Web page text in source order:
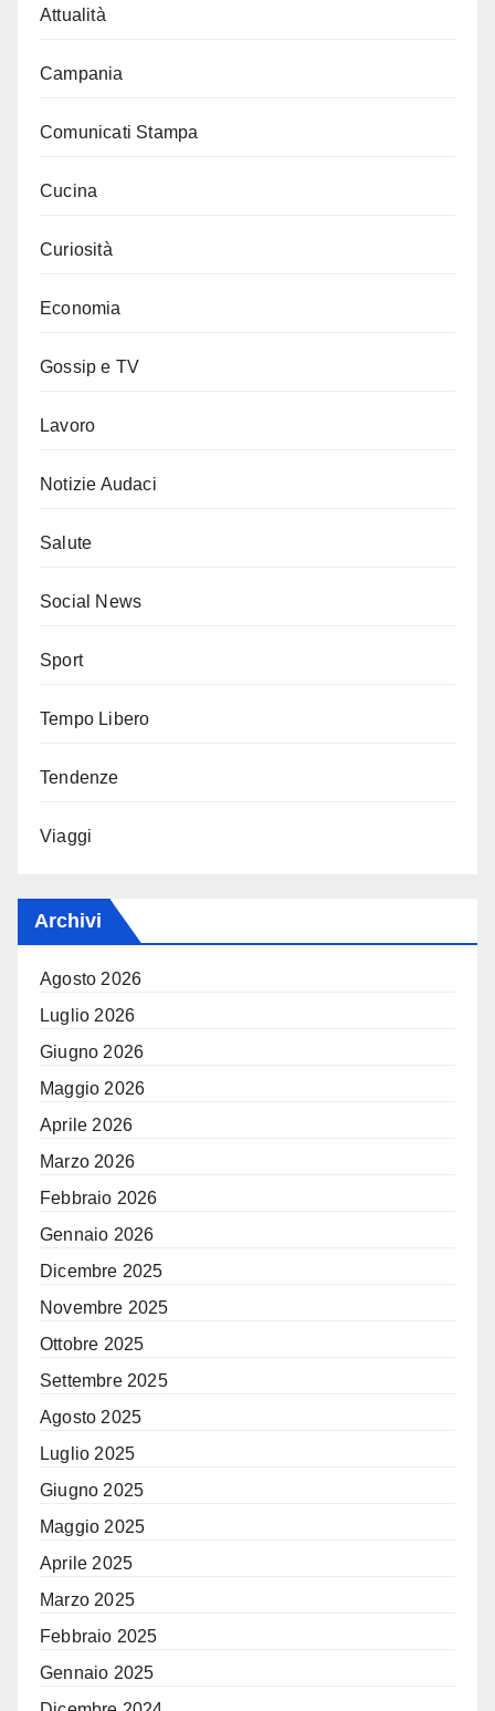
Attualità
Campania
Comunicati Stampa
Cucina
Curiosità
Economia
Gossip e TV
Lavoro
Notizie Audaci
Salute
Social News
Sport
Tempo Libero
Tendenze
Viaggi
Archivi
Agosto 2026
Luglio 2026
Giugno 2026
Maggio 2026
Aprile 2026
Marzo 2026
Febbraio 2026
Gennaio 2026
Dicembre 2025
Novembre 2025
Ottobre 2025
Settembre 2025
Agosto 2025
Luglio 2025
Giugno 2025
Maggio 2025
Aprile 2025
Marzo 2025
Febbraio 2025
Gennaio 2025